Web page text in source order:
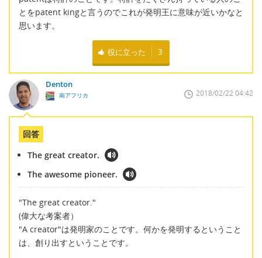
とをpatent kingと言うのでこれが発明王に意味が近いかなと
思います。
役に立った 3
Denton
南アフリカ 2018/02/22 04:42
回答
The great creator.
The awesome pioneer.
"The great creator."
(偉大な考案者）
"A creator"は発明家のことです。何かを発明するということ
は、創り出すということです。